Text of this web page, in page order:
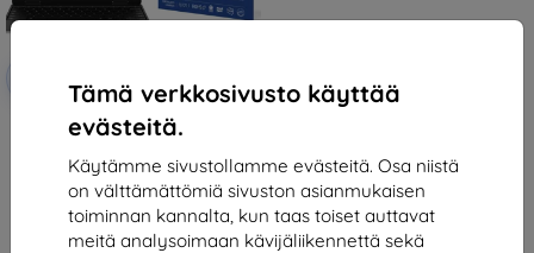
Tämä verkkosivusto käyttää
evästeitä.
Käytämme sivustollamme evästeitä. Osa niistä
on välttämättömiä sivuston asianmukaisen
toiminnan kannalta, kun taas toiset auttavat
meitä analysoimaan kävijäliikennettä sekä
kupongilla
3mk FlexibleGlass Pro Hybrid
glass for Samsung Galaxy
Chromebook 2 360
43,90 €
39,51 €
Varastossa > 5 kpl